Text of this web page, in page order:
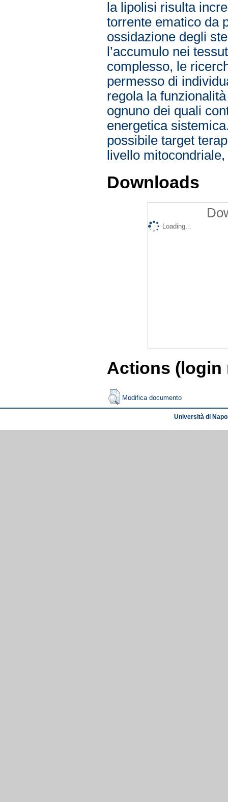
la lipolisi risulta
torrente ematico da
ossidazione degli
l’accumulo nei
complesso, le
permesso di
regola la
ognuno dei quali
energetica
possibile target
livello
Downloads
Loading...
Actions (login
Modifica documento
Università di